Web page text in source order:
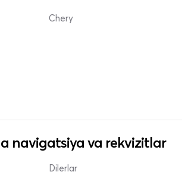
Chery
navigatsiya va rekvizitlar
Dilerlar